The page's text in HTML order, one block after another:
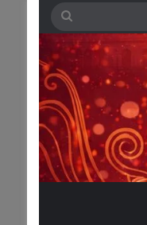
عن